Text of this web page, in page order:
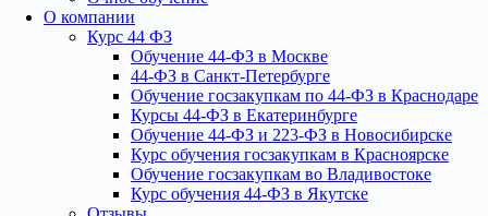
О компании
Курс 44 ФЗ
Обучение 44-ФЗ в Москве
44-ФЗ в Санкт-Петербурге
Обучение госзакупкам по 44-ФЗ в Краснодаре
Курсы 44-ФЗ в Екатеринбурге
Обучение 44-ФЗ и 223-ФЗ в Новосибирске
Курс обучения госзакупкам в Красноярске
Обучение госзакупкам во Владивостоке
Курс обучения 44-ФЗ в Якутске